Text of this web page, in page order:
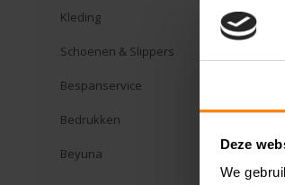
Deze
We
Kleding
Schoenen & Slippers
Bespanservice
Bedrukken
Beyuna